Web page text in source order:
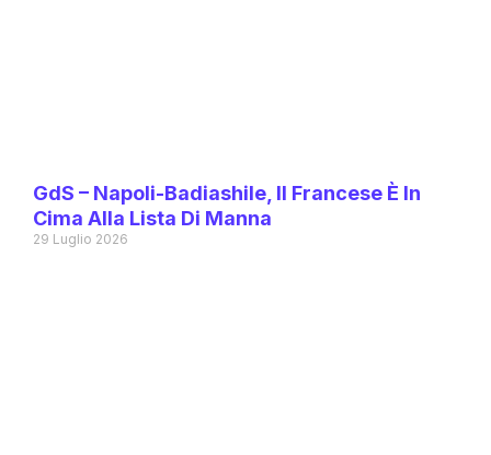
GdS – Napoli-Badiashile, Il Francese È In
Cima Alla Lista Di Manna
29 Luglio 2026